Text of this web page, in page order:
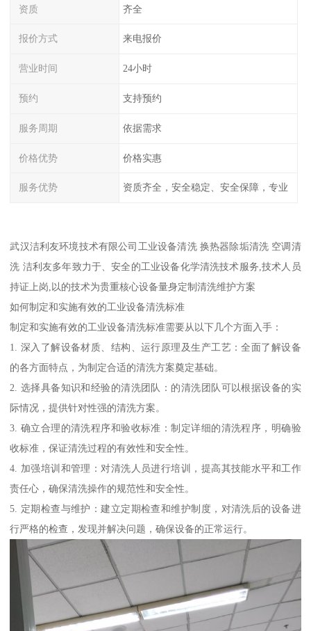
资质 齐全
报价方式 来电报价
营业时间 24小时
预约 支持预约
服务周期 依据需求
价格优势 价格实惠
服务优势 资质齐全，安全稳定、安全保障，专业
武汉洁利友环境技术有限公司工业设备清洗 换热器除垢清洗 空调清
洗 洁利友多年致力于、安全的工业设备化学清洗技术服务,技术人员
持证上岗,以的技术为贵重核心设备量身定制清洗维护方案
如何制定和实施有效的工业设备清洗标准
制定和实施有效的工业设备清洗标准需要从以下几个方面入手：
1. 深入了解设备材质、结构、运行原理及生产工艺：全面了解设备
的各方面特点，为制定合适的清洗方案奠定基础。
2. 选择具备知识和经验的清洗团队：的清洗团队可以根据设备的实
际情况，提供针对性强的清洗方案。
3. 确立合理的清洗程序和验收标准：制定详细的清洗程序，明确验
收标准，保证清洗过程的有效性和安全性。
4. 加强培训和管理：对清洗人员进行培训，提高其技能水平和工作
责任心，确保清洗操作的规范性和安全性。
5. 定期检查与维护：建立定期检查和维护制度，对清洗后的设备进
行严格的检查，发现并解决问题，确保设备的正常运行。